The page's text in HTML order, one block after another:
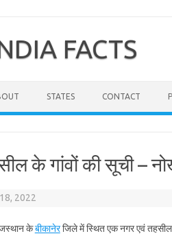
FACTS
STATES CONTACT
के गांवों की सूची –
2022
केबीकानेरजिले में स्थित एक नगर एवं